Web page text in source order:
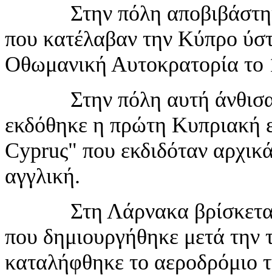
Στην πόλη
που κατέλαβαν την Κύπρο
Οθωμανική Αυτοκρατορία το
Στην πόλη αυτή άνθισαν
εκδόθηκε η πρώτη Κυπριακή
Cypruς" που εκδιδόταν
αγγλική.
Στη Λάρνακα βρίσκεται
που δημιουργήθηκε μετά την
καταλήφθηκε το αεροδρόμιο